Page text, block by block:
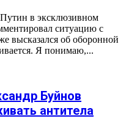
в эксклюзивном
ситуацию с
высказался об оборонной
Я понимаю,...
Буйнов
антитела